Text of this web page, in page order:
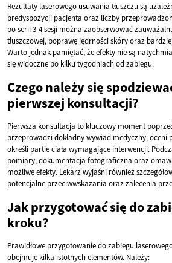
Rezultaty laserowego usuwania tłuszczu są
predyspozycji pacjenta oraz liczby
po serii 3-4 sesji można zaobserwować
tłuszczowej, poprawę jędrności skóry oraz
Warto jednak pamiętać, że efekty nie są
się widoczne po kilku tygodniach od zabiegu.
Czego należy się
pierwszej konsultacji?
Pierwsza konsultacja to kluczowy moment
przeprowadzi dokładny wywiad medyczny, oceni
określi partie ciała wymagające interwencji.
pomiary, dokumentacja fotograficzna oraz
możliwe efekty. Lekarz wyjaśni również
potencjalne przeciwwskazania oraz zalecenia
Jak przygotować się do
kroku?
Prawidłowe przygotowanie do zabiegu
obejmuje kilka istotnych elementów. Należy: